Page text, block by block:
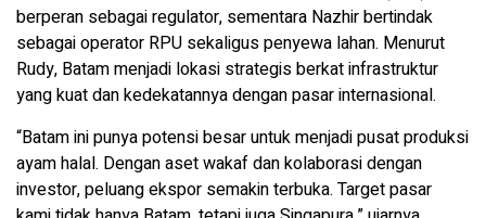
berperan sebagai regulator, sementara Nazhir bertindak
sebagai operator RPU sekaligus penyewa lahan. Menurut
Rudy, Batam menjadi lokasi strategis berkat infrastruktur
yang kuat dan kedekatannya dengan pasar internasional.
“Batam ini punya potensi besar untuk menjadi pusat produksi
ayam halal. Dengan aset wakaf dan kolaborasi dengan
investor, peluang ekspor semakin terbuka. Target pasar